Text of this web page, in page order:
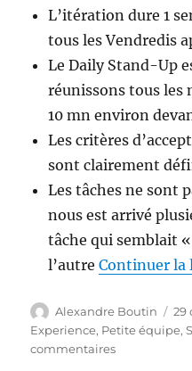
L’itération dure 1
tous les Vendredis
Le Daily Stand-Up
réunissons tous les
10 mn environ
Les critères
sont clairement
Les tâches ne sont
nous est arrivé
tâche qui semblait
l’autreContinuer la
Auteur
Alexandre Boutin
le
29
Experience, Petite équipe,
commentairessur